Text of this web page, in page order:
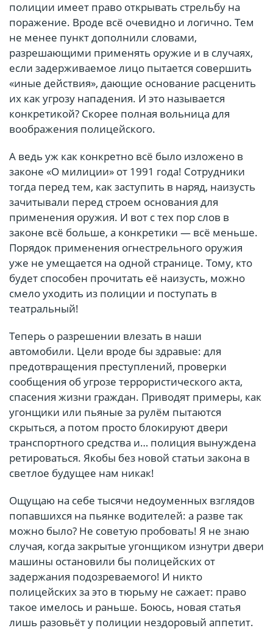
полиции имеет право открывать стрельбу на
поражение. Вроде всё очевидно и логично. Тем
не менее пункт дополнили словами,
разрешающими применять оружие и в случаях,
если задерживаемое лицо пытается совершить
«иные действия», дающие основание расценить
их как угрозу нападения. И это называется
конкретикой? Скорее полная вольница для
воображения полицейского.
А ведь уж как конкретно всё было изложено в
законе «О милиции» от 1991 года! Сотрудники
тогда перед тем, как заступить в наряд, наизусть
зачитывали перед строем основания для
применения оружия. И вот с тех пор слов в
законе всё больше, а конкретики — всё меньше.
Порядок применения огнестрельного оружия
уже не умещается на одной странице. Тому, кто
будет способен прочитать её наизусть, можно
смело уходить из полиции и поступать в
театральный!
Теперь о разрешении влезать в наши
автомобили. Цели вроде бы здравые: для
предотвращения преступлений, проверки
сообщения об угрозе террористического акта,
спасения жизни граждан. Приводят примеры, как
угонщики или пьяные за рулём пытаются
скрыться, а потом просто блокируют двери
транспортного средства и… полиция вынуждена
ретироваться. Якобы без новой статьи закона в
светлое будущее нам никак!
Ощущаю на себе тысячи недоуменных взглядов
попавшихся на пьянке водителей: а разве так
можно было? Не советую пробовать! Я не знаю
случая, когда закрытые угонщиком изнутри двери
машины остановили бы полицейских от
задержания подозреваемого! И никто
полицейских за это в тюрьму не сажает: право
такое имелось и раньше. Боюсь, новая статья
лишь разовьёт у полиции нездоровый аппетит.